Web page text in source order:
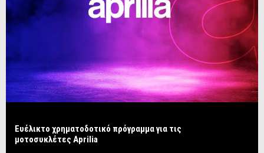
Ευέλικτο χρηματοδοτικό πρόγραμμα για τις
μοτοσυκλέτες Aprilia